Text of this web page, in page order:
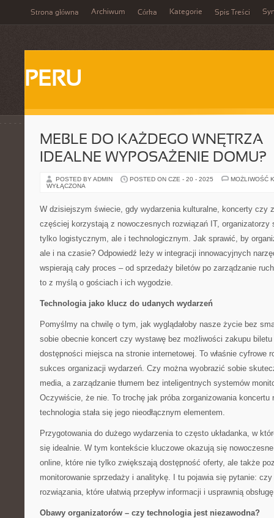
Strona główna Archiwum Córka Kategorie Spis Treści
PERU
MEBLE DO KAŻDEGO WNĘTRZA
IDEALNE WYPOSAŻENIE DOMU?
POSTED BY ADMIN POSTED ON CZE - 20 - 2025
MOŻLIWOŚĆ
WYŁĄCZONA
W dzisiejszym świecie, gdy wydarzenia kulturalne, koncerty czy
częściej korzystają z nowoczesnych rozwiązań IT, organizatorzy
tylko logistycznym, ale i technologicznym. Jak sprawić, by
ale i na czasie? Odpowiedź leży w integracji innowacyjnych
wspierają cały proces – od sprzedaży biletów po zarządzanie
to z myślą o gościach i ich wygodzie.
Technologia jako klucz do udanych wydarzeń
Pomyślmy na chwilę o tym, jak wyglądałoby nasze życie bez
sobie obecnie koncert czy wystawę bez możliwości zakupu
dostępności miejsca na stronie internetowej. To właśnie cyfrowe
sukces organizacji wydarzeń. Czy można wyobrazić sobie
media, a zarządzanie tłumem bez inteligentnych systemów
Oczywiście, że nie. To trochę jak próba zorganizowania koncertu
technologia stała się jego nieodłącznym elementem.
Przygotowania do dużego wydarzenia to często układanka, w
się idealnie. W tym kontekście kluczowe okazują się
online, które nie tylko zwiększają dostępność oferty, ale także
monitorowanie sprzedaży i analitykę. I tu pojawia się pytanie:
rozwiązania, które ułatwią przepływ informacji i usprawnią
Obawy organizatorów – czy technologia jest niezawodna?